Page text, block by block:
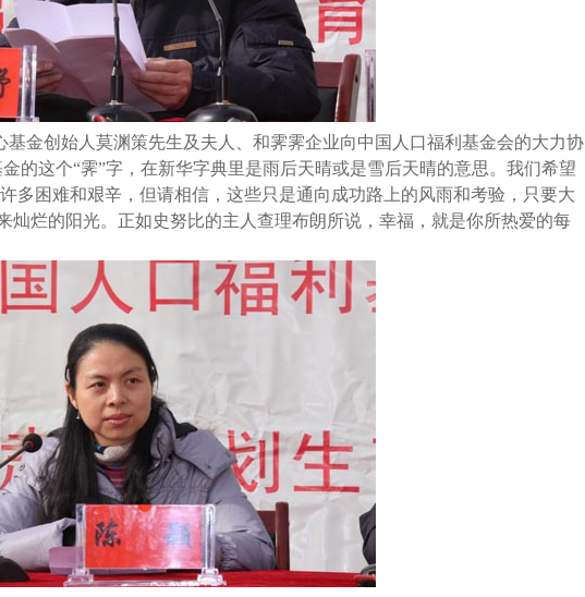
金创始人莫渊策先生及夫人、和霁霁企业向中国人口福利基金会的大力协
的这个“霁”字，在新华字典里是雨后天晴或是雪后天晴的意思。我们希望
多困难和艰辛，但请相信，这些只是通向成功路上的风雨和考验，只要大
灿烂的阳光。正如史努比的主人查理布朗所说，幸福，就是你所热爱的每